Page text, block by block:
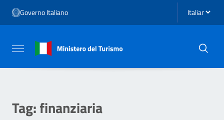
Vai al menu di navigazione
Vai al footer
Governo Italiano Seleziona
Attiva / disattiva la navigazione
Tag:finanziaria